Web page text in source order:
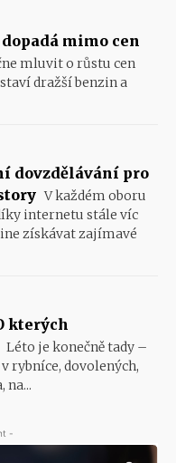
mimo cen
mluvit o růstu cen
dražší benzin a
dovzdělávání pro
V každém oboru
internetu stále víc
získávat zajímavé
kterých
Léto je konečně tady –
rybníce, dovolených,
na...
-